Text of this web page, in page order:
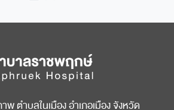
ตำบลในเมือง อำเภอเมือง จังหวัด